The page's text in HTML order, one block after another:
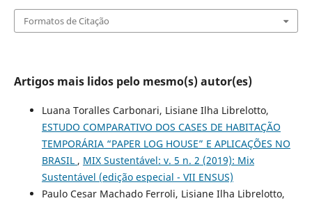
Formatos de Citação
Artigos mais lidos pelo mesmo(s) autor(es)
Luana Toralles Carbonari, Lisiane Ilha Librelotto,
ESTUDO COMPARATIVO DOS CASES DE HABITAÇÃO
TEMPORÁRIA “PAPER LOG HOUSE” E APLICAÇÕES NO
BRASIL , MIX Sustentável: v. 5 n. 2 (2019): Mix
Sustentável (edição especial - VII ENSUS)
Paulo Cesar Machado Ferroli, Lisiane Ilha Librelotto,